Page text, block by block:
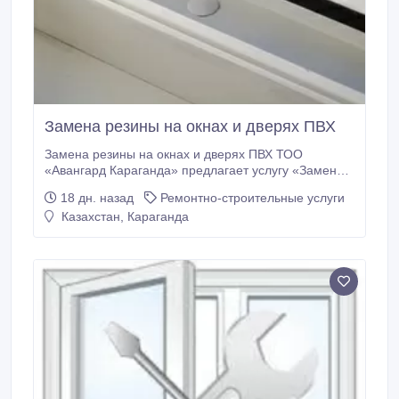
Замена резины на окнах и дверях ПВХ
Замена резины на окнах и дверях ПВХ ТОО
«Авангард Караганда» предлагает услугу «Замена
уплотнительная резина для пластиковых окон
истончается и разрушается. Если у вас начало дуть
уплотнительную резину у нас в офисе (200 тенге за
1 погонный метр) и установить самостоятельно.
18 дн. назад
Ремонтно-строительные услуги
Казахстан, Караганда